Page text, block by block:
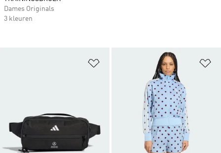
Op verlanglijst zetten
Dames Originals
3 kleuren